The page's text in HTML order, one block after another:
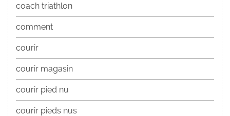
coach triathlon
comment
courir
courir magasin
courir pied nu
courir pieds nus